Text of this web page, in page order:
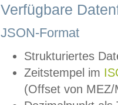
Verfügbare
JSON-Format
Strukturiertes
Zeitstempel im
(Offset von MEZ/